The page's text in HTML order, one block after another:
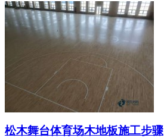
松木舞台体育场木地板施工步骤